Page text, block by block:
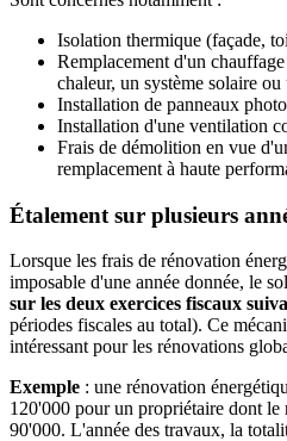
Isolation thermique (façade,
Remplacement d'un
chaleur, un système solaire
Installation de panneaux
Installation d'une ventilation
Frais de démolition en vue
remplacement à haute
Étalement sur plusieurs
Lorsque les frais de rénovation
imposable d'une année donnée, le
sur les deux exercices fiscaux
périodes fiscales au total). Ce
intéressant pour les rénovations
Exemple : une rénovation
120'000 pour un propriétaire dont
90'000. L'année des travaux, la